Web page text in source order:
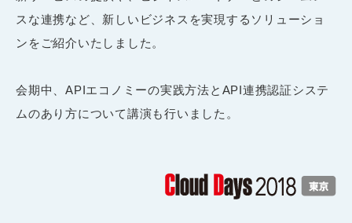
スな連携など、新しいビジネスを実現するソリューショ
ンをご紹介いたしました。
会期中、APIエコノミーの実践方法とAPI連携認証システ
ムのあり方について講演も行いました。